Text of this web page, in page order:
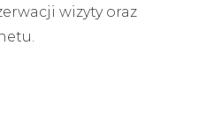
wizyty oraz